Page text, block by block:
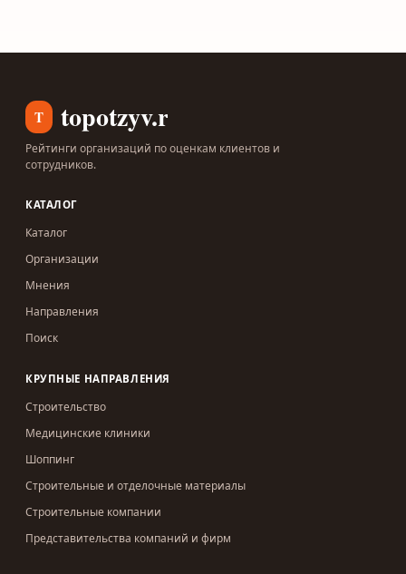
T topotzyv.ru
Рейтинги организаций по оценкам клиентов и
сотрудников.
КАТАЛОГ
Каталог
Организации
Мнения
Направления
Поиск
КРУПНЫЕ НАПРАВЛЕНИЯ
Строительство
Медицинские клиники
Шоппинг
Строительные и отделочные материалы
Строительные компании
Представительства компаний и фирм